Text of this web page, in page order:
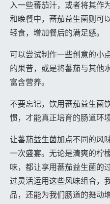
入一些蕃茄汁，或者将其作
和晚餐中，蕃茄益生菌则可
轻食，增加餐后的满足感。
可以尝试制作一些创意的小
的果昔，或是将蕃茄与其他
富含营养。
不要忘记，饮用蕃茄益生菌
惯，才能真正培育的肠道环境
让蕃茄益生菌加点不同的风
一次盛宴。无论是清爽的柠
味，都让享用蕃茄益生菌的
过灵活运用这些风味组合，
品，还能为我们肠道的舞动